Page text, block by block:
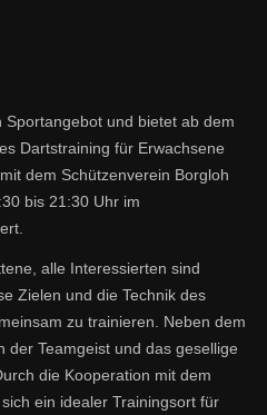
und bietet ab dem
Dartstraining für Erwachsene
dem Schützenverein Borgloh
bis 21:30 Uhr im
alle Interessierten sind
Zielen und die Technik des
zu trainieren. Neben dem
der Teamgeist und das gesellige
die Kooperation mit dem
ein idealer Trainingsort für